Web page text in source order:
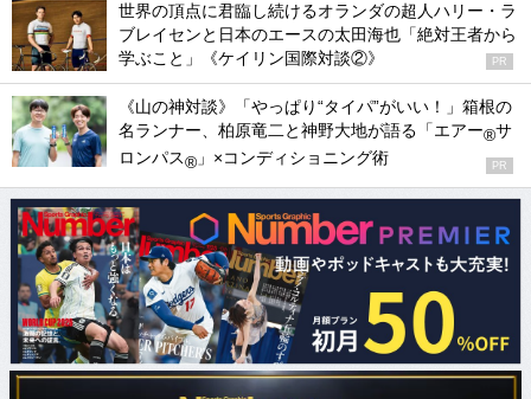
世界の頂点に君臨し続けるオランダの超人ハリー・ラ
ブレイセンと日本のエースの太田海也「絶対王者から
学ぶこと」《ケイリン国際対談②》
PR
《山の神対談》「やっぱり“タイパ”がいい！」箱根の
名ランナー、柏原竜二と神野大地が語る「エアー®サ
ロンパス® 」×コンディショニング術 PR